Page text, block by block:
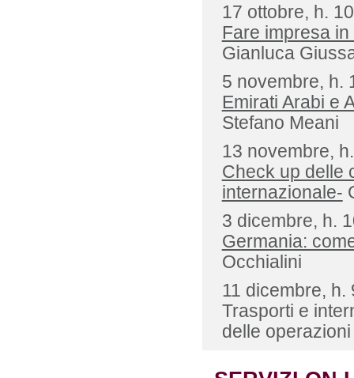
17 ottobre, h.
Fare impresa
Gianluca
5 novembre, h.
Emirati Arabi e
Stefano Meani
13 novembre,
Check up delle
internazionale-
3 dicembre, h.
Germania:
Occhialini
11 dicembre, h.
Trasporti e
delle